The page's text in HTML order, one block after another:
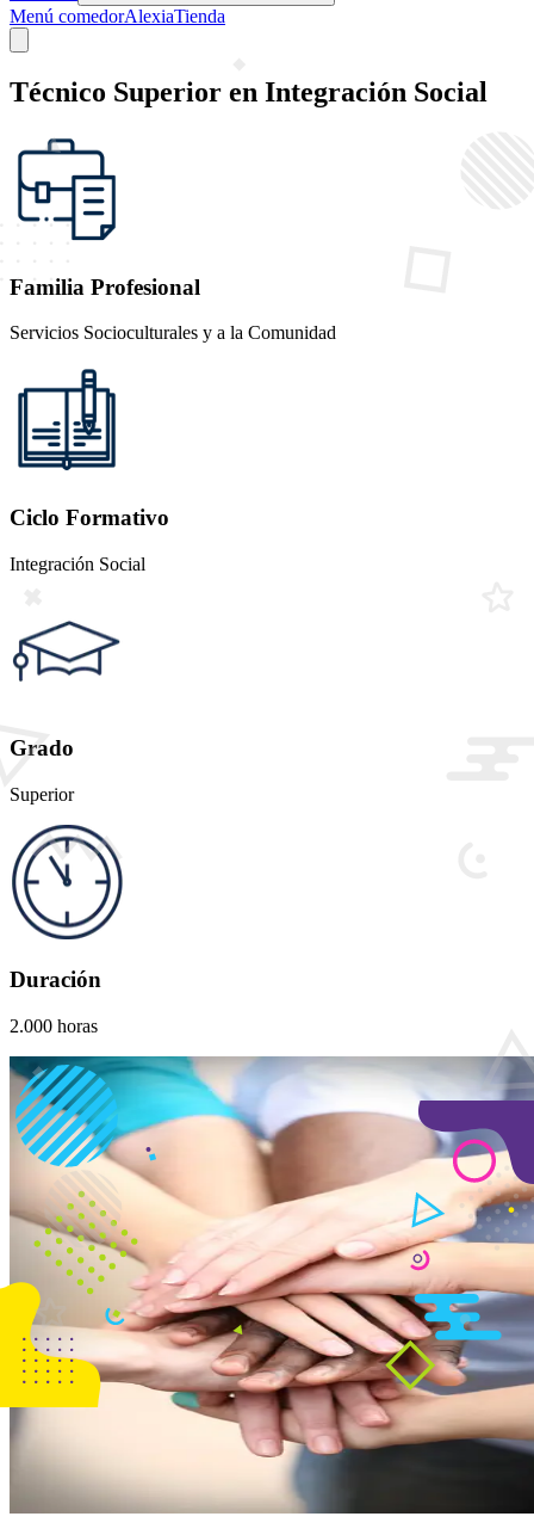
Menú comedorAlexiaTienda
Técnico Superior en Integración Social
Familia Profesional
Servicios Socioculturales y a la Comunidad
Ciclo Formativo
Integración Social
Grado
Superior
Duración
2.000 horas